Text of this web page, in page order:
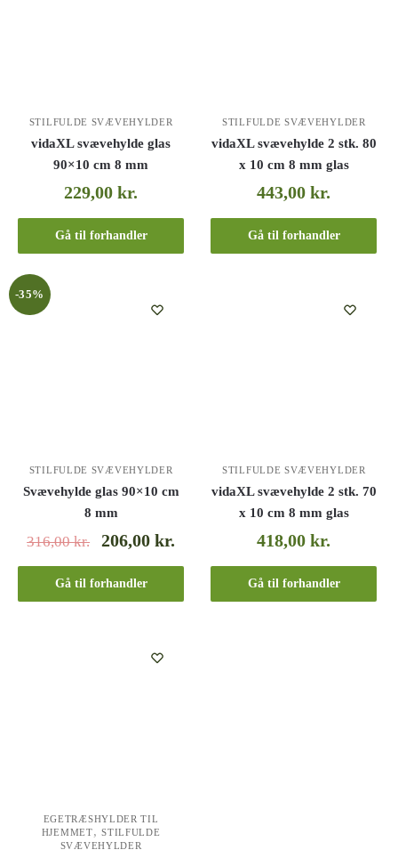
STILFULDE SVÆVEHYLDER
vidaXL svævehylde glas
90×10 cm 8 mm
229,00kr.
Gå til forhandler
STILFULDE SVÆVEHYLDER
vidaXL svævehylde 2 stk. 80
x 10 cm 8 mm glas
443,00kr.
Gå til forhandler
-35%
STILFULDE SVÆVEHYLDER
Svævehylde glas 90×10 cm
8 mm
316,00kr. 206,00kr.
Gå til forhandler
STILFULDE SVÆVEHYLDER
vidaXL svævehylde 2 stk. 70
x 10 cm 8 mm glas
418,00kr.
Gå til forhandler
EGETRÆSHYLDER TIL
HJEMMET,STILFULDE
SVÆVEHYLDER